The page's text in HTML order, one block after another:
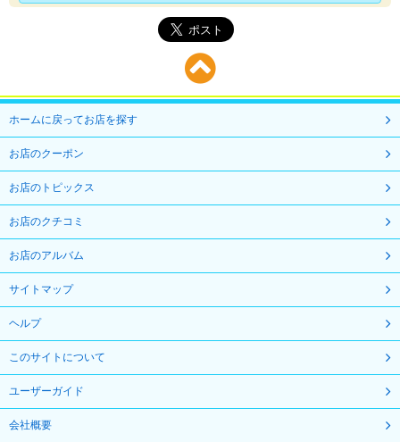
ホームに戻ってお店を探す
お店のクーポン
お店のトピックス
お店のクチコミ
お店のアルバム
サイトマップ
ヘルプ
このサイトについて
ユーザーガイド
会社概要